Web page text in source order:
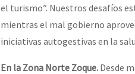
el turismo”. Nuestros desafíos
mientras el mal gobierno
iniciativas autogestivas en la
En la Zona Norte Zoque. Desde